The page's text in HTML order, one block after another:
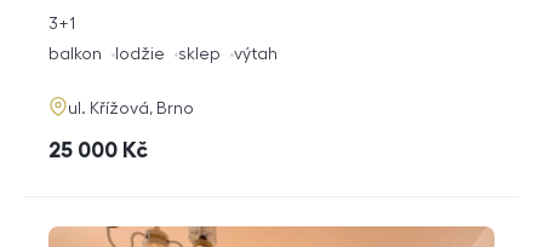
rozměry
3+1
funkce
balkon lodžie sklep výtah
adresa
ul. Křížová, Brno
cena
25 000 Kč